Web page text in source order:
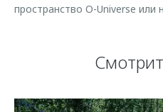
пространство O-Universe или